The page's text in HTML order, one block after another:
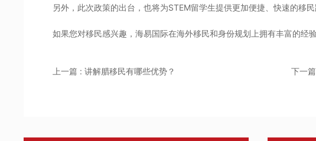
另外，此次政策的出台，也将为STEM留学生提供更加便捷、快速的移
如果您对移民感兴趣，海易国际在海外移民和身份规划上拥有丰富的经
上一篇 : 讲解腊移民有哪些优势？ 下一